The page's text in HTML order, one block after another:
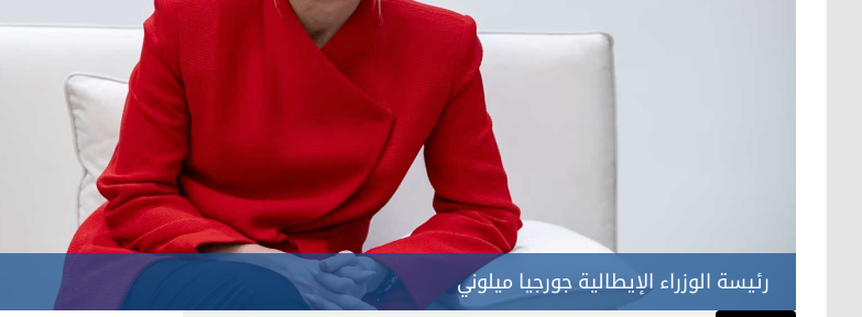
رئيسة الوزراء الإيطالية جورجيا ميلوني